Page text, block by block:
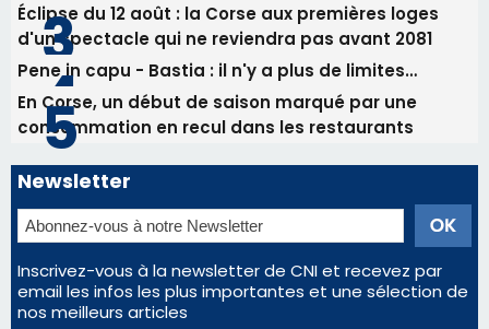
Éclipse du 12 août : la Corse aux premières loges
d'un spectacle qui ne reviendra pas avant 2081
Pene in capu - Bastia : il n'y a plus de limites…
En Corse, un début de saison marqué par une
consommation en recul dans les restaurants
Newsletter
Inscrivez-vous à la newsletter de CNI et recevez par
email les infos les plus importantes et une sélection de
nos meilleurs articles